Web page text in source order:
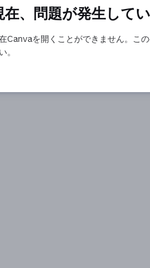
在、問題が発生して
Canvaを開くことができません。こ
。